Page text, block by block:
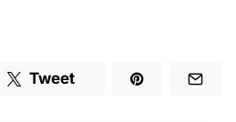
Tweet